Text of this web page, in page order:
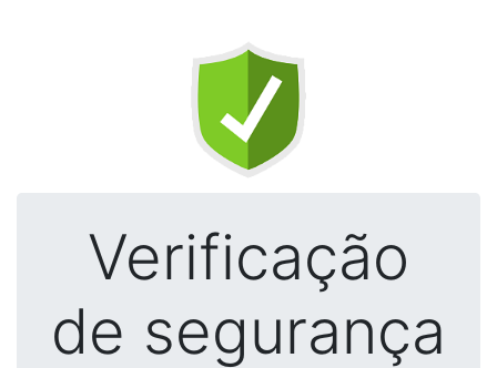
Verificação
de segurança